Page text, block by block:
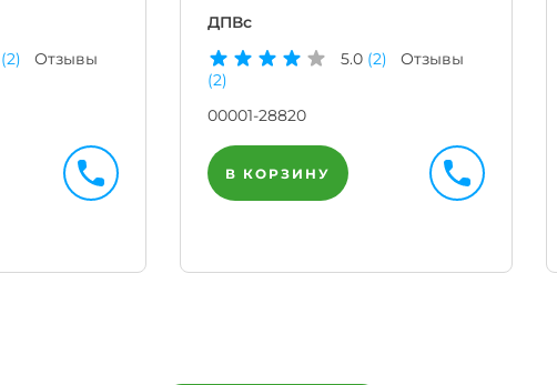
(2)
Отзывы
ДПВс
5.0 (2)
Отзывы
(2)
00001-28820
В КОРЗИНУ